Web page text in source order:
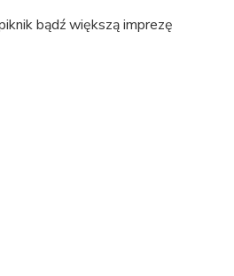
bądź większą imprezę